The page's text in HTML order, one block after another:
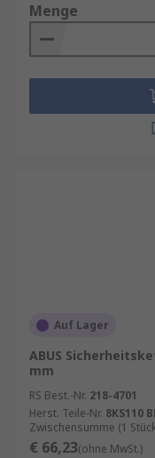
Menge
Auf Lager
ABUS
mm
RS Best.-Nr. 218-4701
Herst. Teile-Nr. 8KS110
Zwischensumme (1
€ 66,23(ohne MwSt.)